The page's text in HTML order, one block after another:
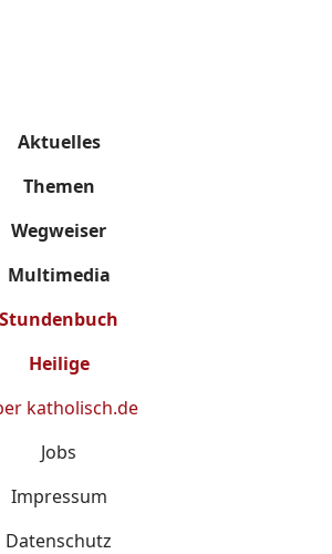
Aktuelles
Themen
Wegweiser
Multimedia
Stundenbuch
Heilige
katholisch.de
Jobs
Impressum
Datenschutz